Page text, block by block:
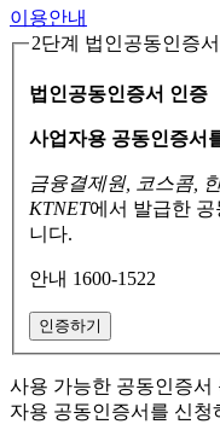
이용안내
2단계 법인공동인증
법인공동인증서 인증
사업자용 공동인증서
금융결제원, 코스콤,
KTNET에서 발급한
니다.
안내 1600-1522
인증하기
사용 가능한 공동인증서
자용 공동인증서를 신청